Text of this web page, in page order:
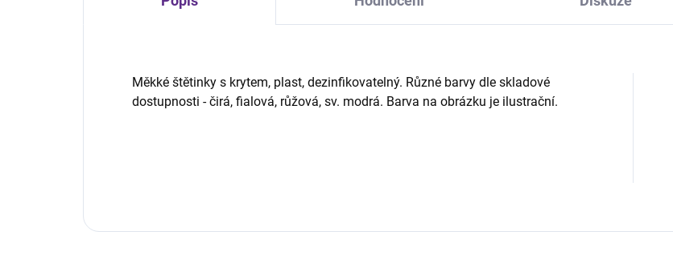
Měkké štětinky s krytem, plast, dezinfikovatelný. Různé barvy dle skladové
dostupnosti - čirá, fialová, růžová, sv. modrá. Barva na obrázku je ilustrační.